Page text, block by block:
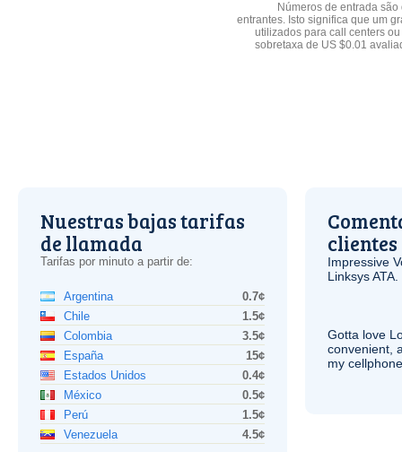
Números de entrada
entrantes. Isto significa que um
utilizados para call centers
sobretaxa de US $0.01
Nuestras bajas tarifas
de llamada
Tarifas por minuto a partir de:
Argentina
0.7¢
Chile
1.5¢
Colombia
3.5¢
España
15¢
Estados Unidos
0.4¢
México
0.5¢
Perú
1.5¢
Venezuela
4.5¢
clientes
Impressive
LinksysATA
Gotta love
convenient,
my